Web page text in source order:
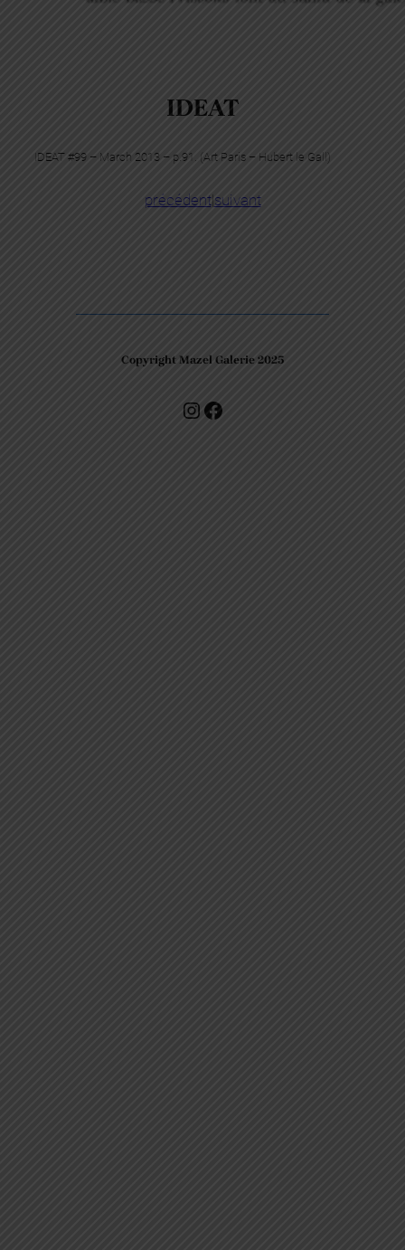
IDEAT
IDEAT #99 – March 2013 – p.91. (Art Paris – Hubert le Gall)
précédent| suivant
Copyright Mazel Galerie 2025
Check our photos on Instagram ! Facebook